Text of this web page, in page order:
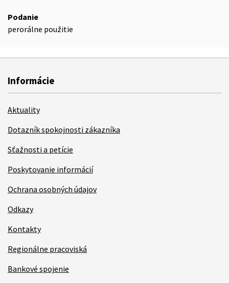
Podanie
perorálne použitie
Informácie
Aktuality
Dotazník spokojnosti zákazníka
Sťažnosti a petície
Poskytovanie informácií
Ochrana osobných údajov
Odkazy
Kontakty
Regionálne pracoviská
Bankové spojenie